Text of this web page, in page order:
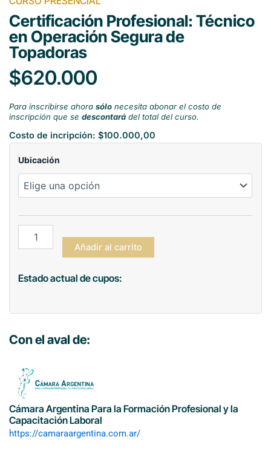
Certificación Profesional: Técnico
en Operación Segura de
Topadoras
$620.000
Para inscribirse ahora sólonecesita abonar el costo de
inscripción que se descontarádel total del curso.
Costo de incripción: $100.000,00
Ubicación
Certificación
Técnico
Segura
Topadoras
Añadir al carrito
Estado actual de cupos:
Con el aval de:
Cámara Argentina Para la Formación Profesional y la
Capacitación Laboral
https://camaraargentina.com.ar/